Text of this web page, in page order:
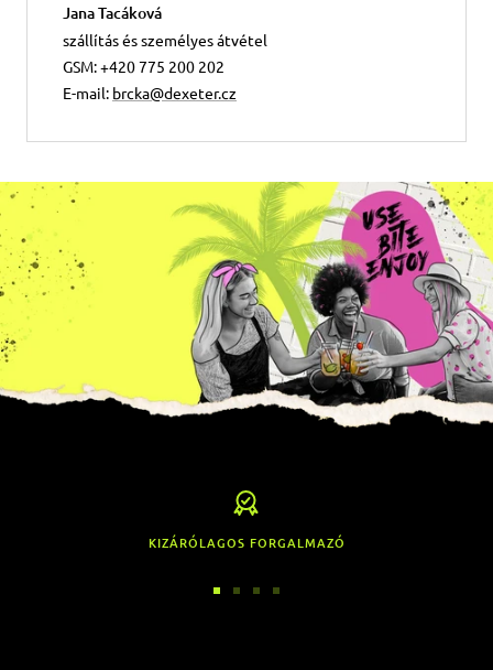
Jana Tacáková
szállítás és személyes átvétel
GSM: +420 775 200 202
E-mail: brcka@dexeter.cz
KIZÁRÓLAGOS FORGALMAZÓ